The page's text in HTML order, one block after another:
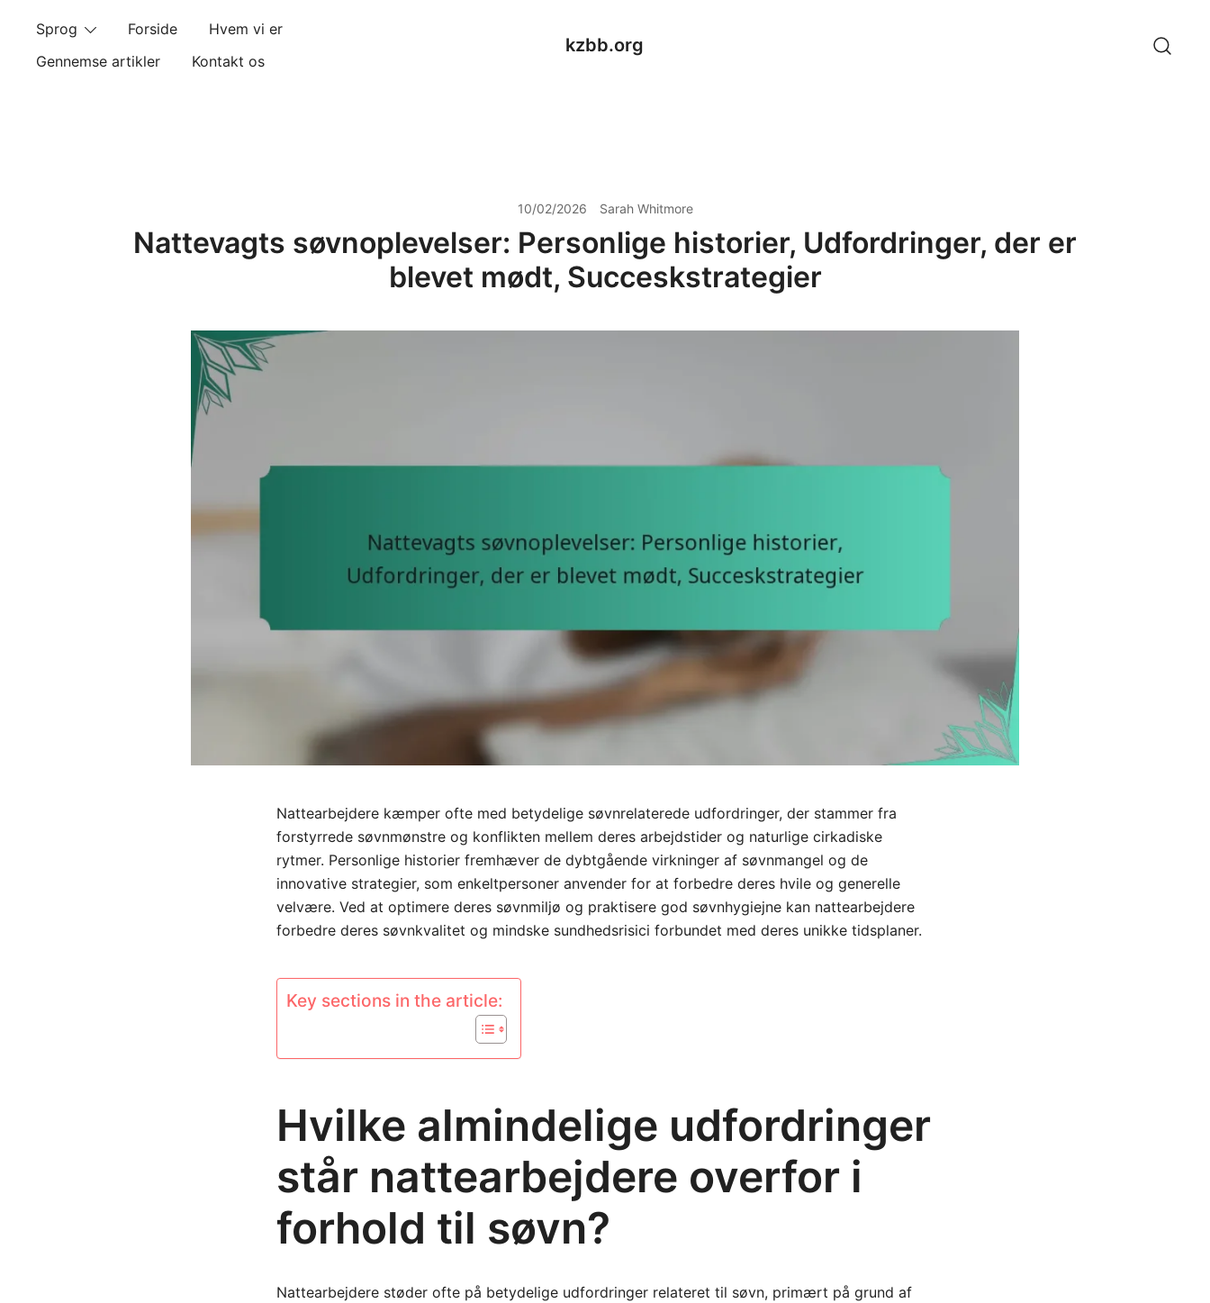
content
Sprog Forside
Hvem vi er
Gennemse artikler
Kontakt os
kzbb.org
10/02/2026 Sarah Whitmore
Nattevagts søvnoplevelser: Personlige historier, Udfordringer, der er
blevet mødt, Succeskstrategier
Nattearbejdere kæmper ofte med betydelige søvnrelaterede udfordringer, der stammer fra
forstyrrede søvnmønstre og konflikten mellem deres arbejdstider og naturlige cirkadiske
rytmer. Personlige historier fremhæver de dybtgående virkninger af søvnmangel og de
innovative strategier, som enkeltpersoner anvender for at forbedre deres hvile og generelle
velvære. Ved at optimere deres søvnmiljø og praktisere god søvnhygiejne kan nattearbejdere
forbedre deres søvnkvalitet og mindske sundhedsrisici forbundet med deres unikke tidsplaner.
Key sections in the article:
Hvilke almindelige udfordringer
står nattearbejdere overfor i
forhold til søvn?
Nattearbejdere støder ofte på betydelige udfordringer relateret til søvn, primært på grund af